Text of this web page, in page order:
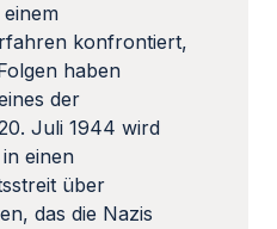
konfrontiert,
haben
der
Juli 1944 wird
einen
über
das die Nazis